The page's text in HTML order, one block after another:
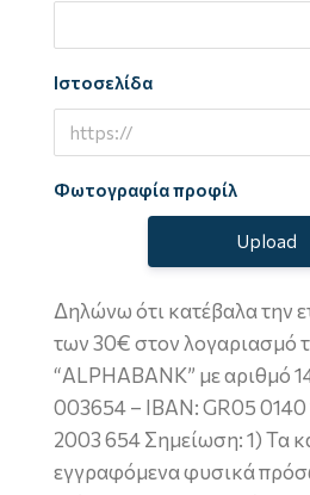
Ιστοσελίδα
Φωτογραφία προφίλ
Upload
Δηλώνω ότι κατέβαλα την
των 30€ στον λογαριασμό
“ALPHABANK” με αριθμό
003654 – ΙΒΑΝ: GR05
2003 654 Σημείωση: 1) Τα
εγγραφόμενα φυσικά